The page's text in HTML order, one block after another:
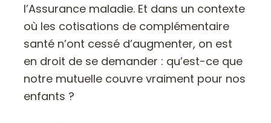
l’Assurance maladie. Et dans un contexte
où les cotisations de complémentaire
santé n’ont cessé d’augmenter, on est
en droit de se demander : qu’est-ce que
notre mutuelle couvre vraiment pour nos
enfants ?